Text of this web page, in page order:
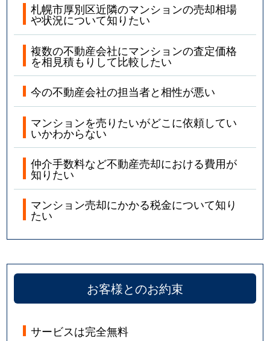
札幌市厚別区近隣のマンションの売却相場
や状況について知りたい
複数の不動産会社にマンションの査定価格
を相見積もりして比較したい
今の不動産会社の担当者と相性が悪い
マンションを売りたいがどこに依頼してい
いかわからない
仲介手数料など不動産売却における費用が
知りたい
マンション売却にかかる税金について知り
たい
お客様とのお約束
サービスは完全無料